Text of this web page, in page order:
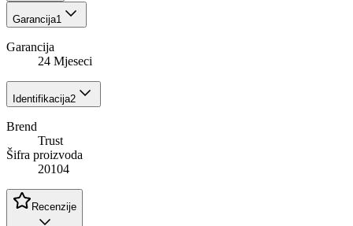
Garancija1
Garancija
24 Mjeseci
Identifikacija2
Brend
Trust
Šifra proizvoda
20104
Recenzije